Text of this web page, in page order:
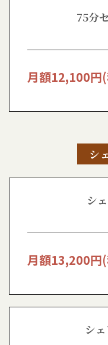
75分
月額12,100円
シ
シ
月額13,200円
シ